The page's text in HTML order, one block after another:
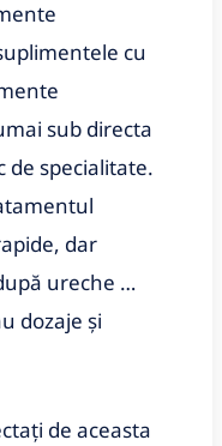
cu
sub directa
de specialitate.
dar
ureche …
dozaje și
de aceasta